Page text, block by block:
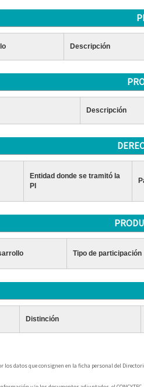
Descripción
Descripción
Entidad donde se tramitó la
PI
Tipo de participación
Distinción
datos que consignen en la ficha personal del